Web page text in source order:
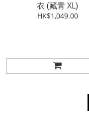
衣 (藏青 XL)
HK$1,049.00